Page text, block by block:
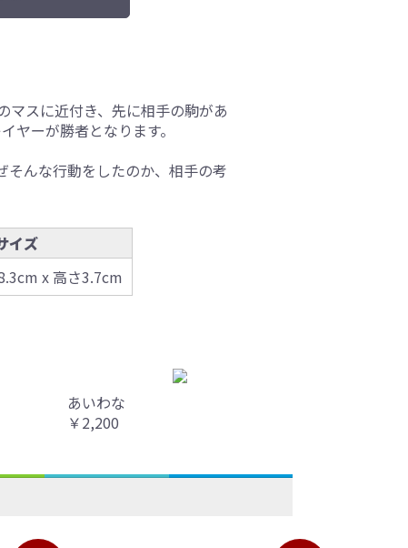
マスに近付き、先に相手の駒があ
ヤーが勝者となります。
んな行動をしたのか、相手の考
イズ
x 高さ3.7cm
あいわな
￥2,200